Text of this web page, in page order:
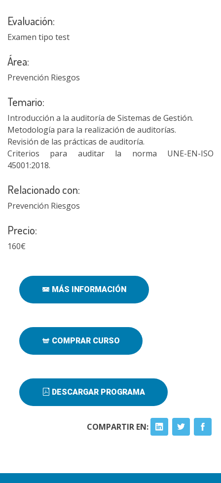
Evaluación:
Examen tipo test
Área:
Prevención Riesgos
Temario:
Introducción a la auditoría de Sistemas de Gestión.
Metodología para la realización de auditorías.
Revisión de las prácticas de auditoría.
Criterios para auditar la norma UNE-EN-ISO
45001:2018.
Relacionado con:
Prevención Riesgos
Precio:
160€
MÁS INFORMACIÓN
COMPRAR CURSO
DESCARGAR PROGRAMA
COMPARTIR EN: